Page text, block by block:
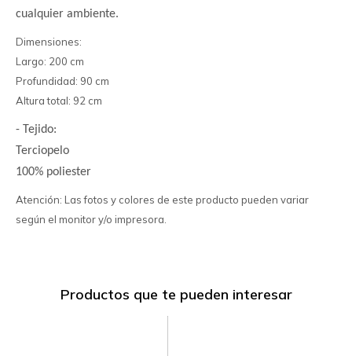
cualquier ambiente.
Dimensiones:
Largo: 200 cm
Profundidad: 90 cm
Altura total: 92 cm
- Tejido:
Terciopelo
100% poliester
Atención: Las fotos y colores de este producto pueden variar
según el monitor y/o impresora.
Productos que te pueden interesar